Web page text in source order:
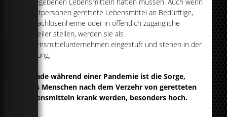
Privatpersonen gerettete Lebensmittel an Bedürftige,
Obdachlosenheime oder in öffentlich zugängliche
Fairteiler stellen, werden sie als
Lebensmittelunternehmen eingestuft und stehen in der
Haftung.
Gerade während einer Pandemie ist die Sorge,
dass Menschen nach dem Verzehr von geretteten
Lebensmitteln krank werden, besonders hoch.